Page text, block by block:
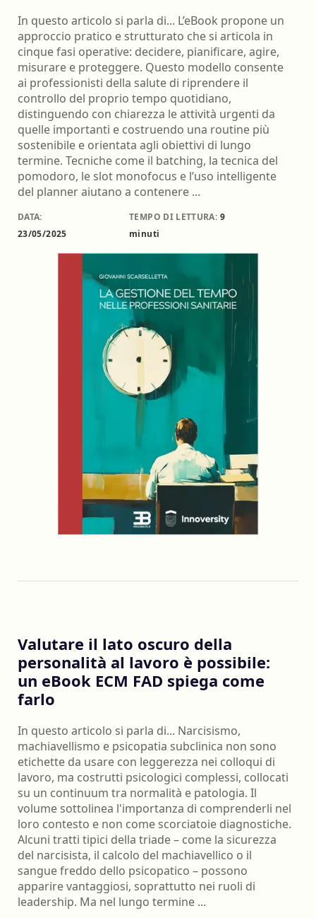
In questo articolo si parla di... L’eBook propone un
approccio pratico e strutturato che si articola in
cinque fasi operative: decidere, pianificare, agire,
misurare e proteggere. Questo modello consente
ai professionisti della salute di riprendere il
controllo del proprio tempo quotidiano,
distinguendo con chiarezza le attività urgenti da
quelle importanti e costruendo una routine più
sostenibile e orientata agli obiettivi di lungo
termine. Tecniche come il batching, la tecnica del
pomodoro, le slot monofocus e l’uso intelligente
del planner aiutano a contenere ...
DATA:
23/05/2025
TEMPO DI LETTURA: 9
minuti
Valutare il lato oscuro della
personalità al lavoro è possibile:
un eBook ECM FAD spiega come
farlo
In questo articolo si parla di... Narcisismo,
machiavellismo e psicopatia subclinica non sono
etichette da usare con leggerezza nei colloqui di
lavoro, ma costrutti psicologici complessi, collocati
su un continuum tra normalità e patologia. Il
volume sottolinea l'importanza di comprenderli nel
loro contesto e non come scorciatoie diagnostiche.
Alcuni tratti tipici della triade – come la sicurezza
del narcisista, il calcolo del machiavellico o il
sangue freddo dello psicopatico – possono
apparire vantaggiosi, soprattutto nei ruoli di
leadership. Ma nel lungo termine ...